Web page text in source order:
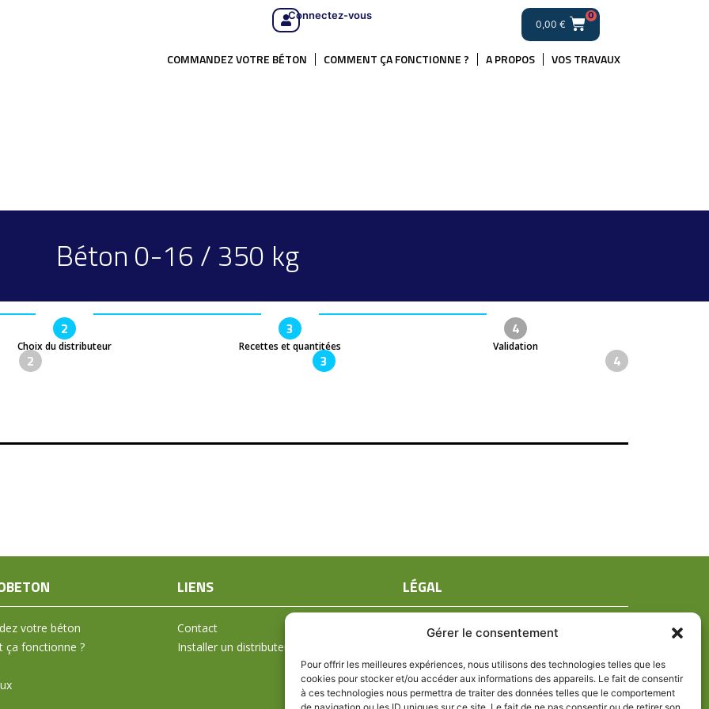
Gérer le consentement
Pour offrir les meilleures expériences, nous utilisons des technologies telles que les
cookies pour stocker et/ou accéder aux informations des appareils. Le fait de consentir
à ces technologies nous permettra de traiter des données telles que le comportement
Connectez-vous
0,00 €
0
COMMANDEZ VOTRE BÉTON COMMENT ÇA FONCTIONNE ? A PROPOS VOS TRAVAUX
Béton 0-16 / 350 kg
2
Choix du distributeur
3
Recettes et quantitées
4
Validation
2 3 4
votre béton
ça fonctionne ?
LIENS
Contact
Installer un distributeur
LÉGAL
Mentions légales
Politique de confidentialité
Politique de cookies (UE)